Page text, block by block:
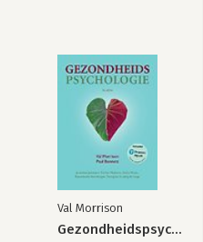
Val Morrison
Gezondheidspsychologie